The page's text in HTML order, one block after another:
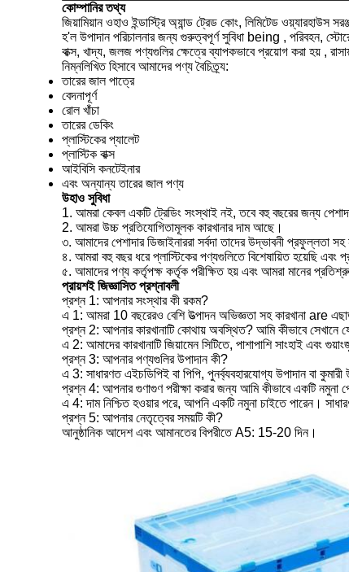
কোম্পানির তথ্য
জিয়ামিয়ান ওহাও ইন্ডাস্ট্রি অ্যান্ড ট্রেড কোং, লিমিটেড ওয়্যারহাউস
হ'ল উপাদান পরিচালনার জন্য গুরুত্বপূর্ণ সুবিধা being , পরিবহন,
বাক্স, খাদ্য, জলজ পণ্যগুলির ক্ষেত্রে ব্যাপকভাবে প্রয়োগ করা হয় ,
নিম্নলিখিত হিসাবে আমাদের পণ্য বৈচিত্র্য:
তারের জাল পাত্রে
বেদনাপূর্ণ
রোল খাঁচা
তারের ডেকিং
প্লাস্টিকের প্যালেট
প্লাস্টিক বাক্স
আইবিসি কনটেইনার
এবং অন্যান্য তারের জাল পণ্য
উহাও সুবিধা
1. আমরা কেবল একটি ট্রেডিং সংস্থাই নই, তবে বহু বছরের জন্য
2. আমরা উচ্চ প্রতিযোগিতামূলক কারখানার দাম আছে।
৩. আমাদের পেশাদার ডিজাইনাররা সর্বদা তাদের উদ্ভাবনী
৪. আমরা বহু বছর ধরে প্লাস্টিকের পণ্যগুলিতে বিশেষায়িত হয়েছি এবং
৫. আমাদের পণ্য কর্তৃপক্ষ কর্তৃক পরীক্ষিত হয় এবং আমরা মানের
প্রায়শই জিজ্ঞাসিত প্রশ্নাবলী
প্রশ্ন 1: আপনার সংস্থার কী রকম?
এ 1: আমরা 10 বছরেরও বেশি উত্পাদন অভিজ্ঞতা সহ কারখানা are
প্রশ্ন 2: আপনার কারখানাটি কোথায় অবস্থিত? আমি কীভাবে সেখানে
এ 2: আমাদের কারখানাটি জিয়ামেন সিটিতে, পাশাপাশি সাংহাই এবং
প্রশ্ন 3: আপনার পণ্যগুলির উপাদান কী?
এ 3: সাধারণত এইচডিপিই বা পিপি, পুনর্ব্যবহারযোগ্য উপাদান বা
প্রশ্ন 4: আপনার গুণাগুণ পরীক্ষা করার জন্য আমি কীভাবে একটি নমুনা
এ 4: দাম নিশ্চিত হওয়ার পরে, আপনি একটি নমুনা চাইতে পারেন।
প্রশ্ন 5: আপনার নেতৃত্বের সময়টি কী?
আনুষ্ঠানিক আদেশ এবং আমানতের বিপরীতে A5: 15-20 দিন।